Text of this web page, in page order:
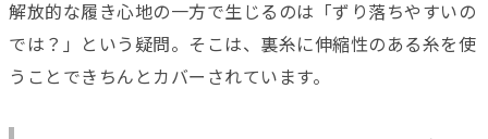
解放的な履き心地の一方で生じるのは「ずり落ちやすいの
では？」という疑問。そこは、裏糸に伸縮性のある糸を使
うことできちんとカバーされています。